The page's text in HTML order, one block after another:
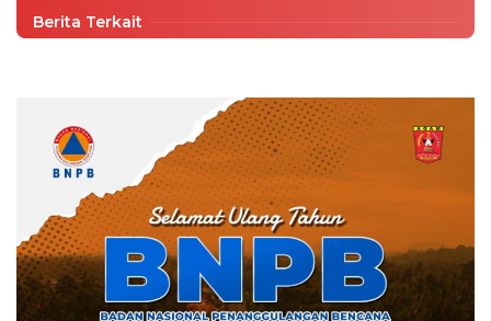
Berita Terkait